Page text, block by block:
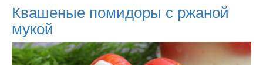
Квашеные помидоры с ржаной
мукой